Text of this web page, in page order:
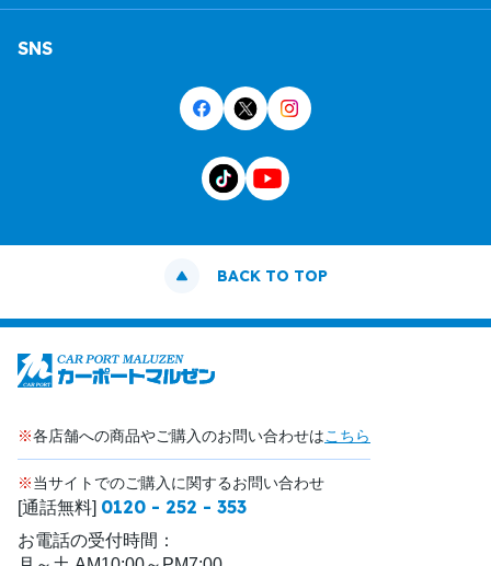
SNS
BACK TO TOP
※各店舗への商品やご購入のお問い合わせはこちら
※当サイトでのご購入に関するお問い合わせ
[通話無料] 0120 - 252 - 353
お電話の受付時間：